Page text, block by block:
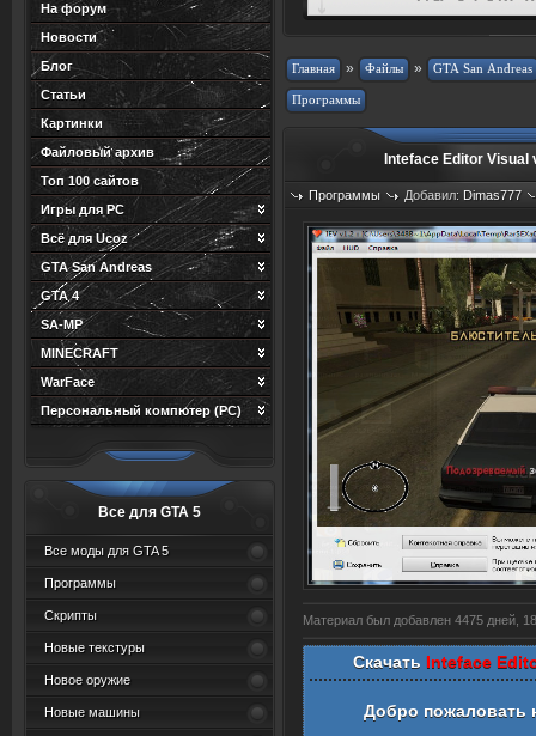
На форум
Новости
Блог
Статьи
Картинки
Файловый архив
Топ 100 сайтов
Игры для PC
Всё для Ucoz
GTA San Andreas
GTA 4
SA-MP
MINECRAFT
WarFace
Персональный компютер (PC)
Все для GTA 5
Все моды для GTA 5
Программы
Скрипты
Новые текстуры
Новое оружие
Новые машины
» »
Inteface Editor
Программы Добавил: Dimas777
Материал был добавлен 4475 дней,
Скачать Inteface
Добро пожаловать